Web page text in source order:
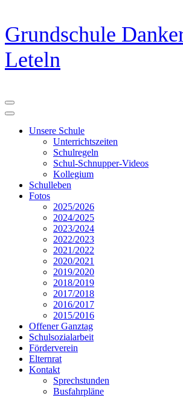
Zum
Inhalt
springen
(Eingabetaste
drücken)
Grundschule
Leteln
Unsere Schule
Unterrichtszeiten
Schulregeln
Schul-Schnupper-Videos
Kollegium
Schulleben
Fotos
2025/2026
2024/2025
2023/2024
2022/2023
2021/2022
2020/2021
2019/2020
2018/2019
2017/2018
2016/2017
2015/2016
Offener Ganztag
Schulsozialarbeit
Förderverein
Elternrat
Kontakt
Sprechstunden
Busfahrpläne